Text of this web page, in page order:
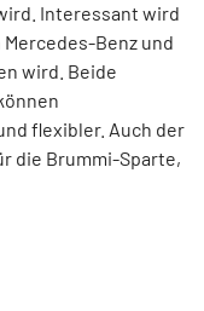
Interessant wird
Benz und
wird. Beide
flexibler. Auch der
die Brummi-Sparte,